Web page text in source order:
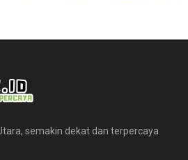
semakin dekat dan terpercaya